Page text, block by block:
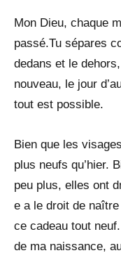
Mon Dieu, chaque
passé.Tu sépares
dedans et le
nouveau, le jour
tout est possible.
Bien que les
plus neufs qu’hier.
peu plus, elles ont
e a le droit de
ce cadeau tout
de ma naissance,